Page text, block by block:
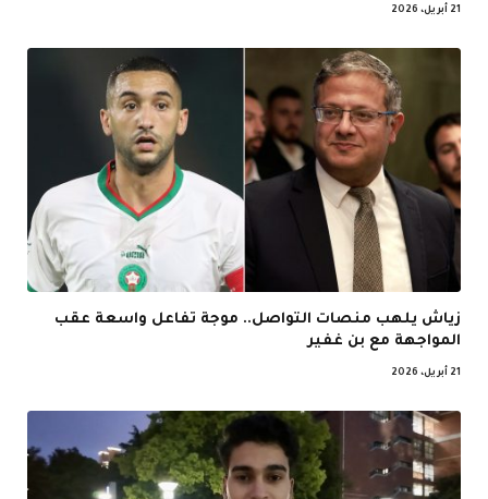
21 أبريل، 2026
زياش يلهب منصات التواصل.. موجة تفاعل واسعة عقب
المواجهة مع بن غفير
21 أبريل، 2026